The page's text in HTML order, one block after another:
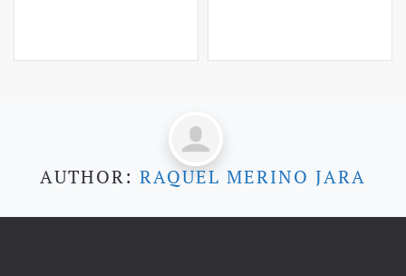
AUTHOR: RAQUEL MERINO JARA